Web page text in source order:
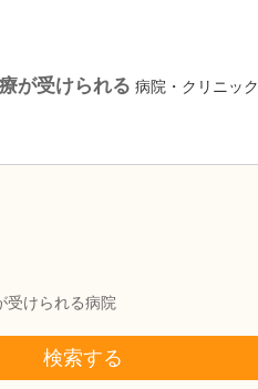
が受けられる 病院・クリニック
受けられる病院
検索する